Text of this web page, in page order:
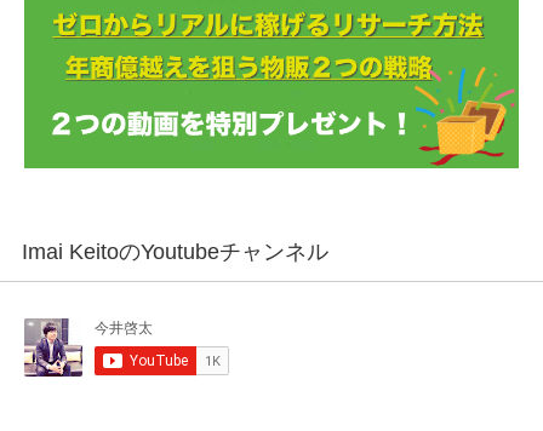
Imai KeitoのYoutubeチャンネル